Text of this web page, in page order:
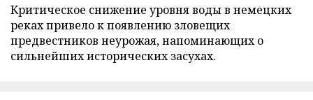
Критическое снижение уровня воды в немецких
реках привело к появлению зловещих
предвестников неурожая, напоминающих о
сильнейших исторических засухах.